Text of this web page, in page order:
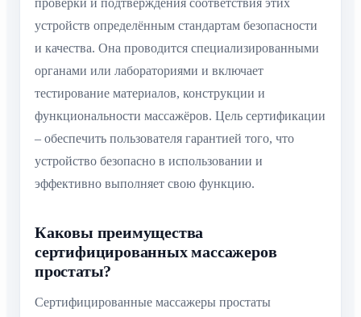
проверки и подтверждения соответствия этих
устройств определённым стандартам безопасности
и качества. Она проводится специализированными
органами или лабораториями и включает
тестирование материалов, конструкции и
функциональности массажёров. Цель сертификации
– обеспечить пользователя гарантией того, что
устройство безопасно в использовании и
эффективно выполняет свою функцию.
Каковы преимущества
сертифицированных массажеров
простаты?
Сертифицированные массажеры простаты